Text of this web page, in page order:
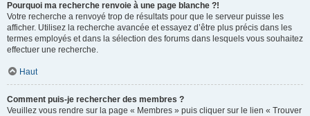
Pourquoi ma recherche renvoie à une page blanche ?!
Votre recherche a renvoyé trop de résultats pour que le serveur puisse les
afficher. Utilisez la recherche avancée et essayez d’être plus précis dans les
termes employés et dans la sélection des forums dans lesquels vous souhaitez
effectuer une recherche.
Haut
Comment puis-je rechercher des membres ?
Veuillez vous rendre sur la page « Membres » puis cliquer sur le lien « Trouver